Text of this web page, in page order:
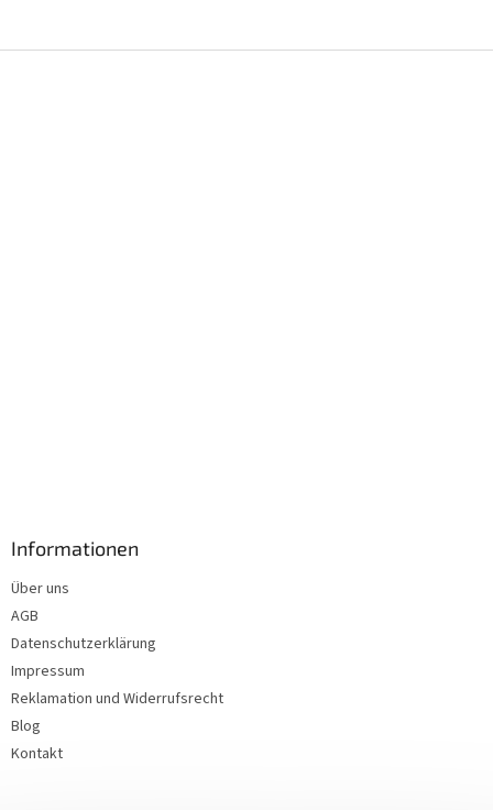
Informationen
Über uns
AGB
Datenschutzerklärung
Impressum
Reklamation und Widerrufsrecht
Blog
Kontakt